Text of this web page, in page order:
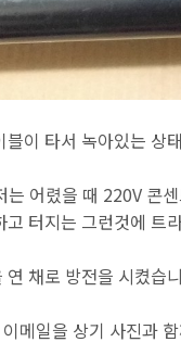
이 타서 녹아있는
어렸을 때 220V 콘
터지는 그런것에 트
채로 방전을 시켰습
메일을 상기 사진과